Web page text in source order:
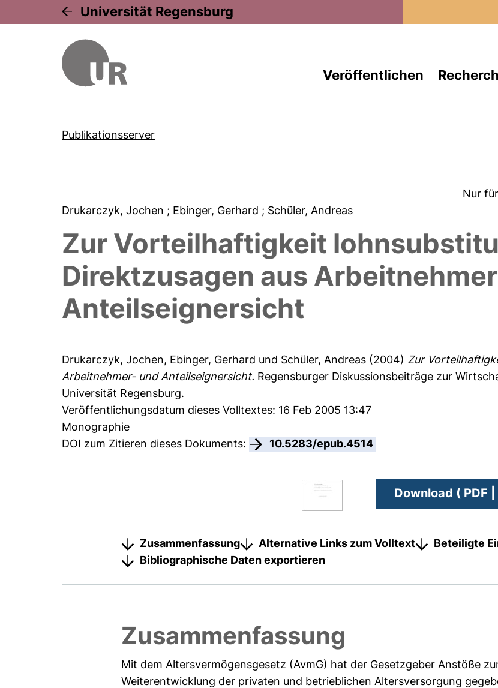
Universität Regensburg
Veröffentlichen
Publikationsserver
Nur
Drukarczyk, Jochen ; Ebinger, Gerhard ; Schüler, Andreas
Zur Vorteilhaftigkeit
Direktzusagen aus
Anteilseignersicht
Drukarczyk, Jochen, Ebinger, Gerhard und Schüler, Andreas (2004) Zur
Arbeitnehmer- und Anteilseignersicht. Regensburger Diskussionsbeiträge zur
Universität Regensburg.
Veröffentlichungsdatum dieses Volltextes: 16 Feb 2005 13:47
Monographie
DOI zum Zitieren dieses Dokuments:
10.5283/epub.4514
Download ( PDF
Zusammenfassung Alternative Links zum Volltext Beteiligte
Bibliographische Daten exportieren
Zusammenfassung
Mit dem Altersvermögensgesetz (AvmG) hat der Gesetzgeber Anstöße
Weiterentwicklung der privaten und betrieblichen Altersversorgung